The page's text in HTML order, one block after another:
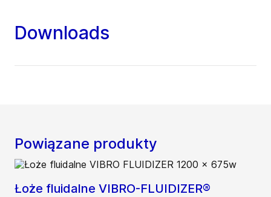
Downloads
Powiązane produkty
Łoże fluidalne VIBRO-FLUIDIZER®